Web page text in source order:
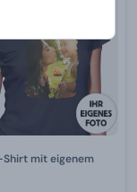
Shirt mit eigenem